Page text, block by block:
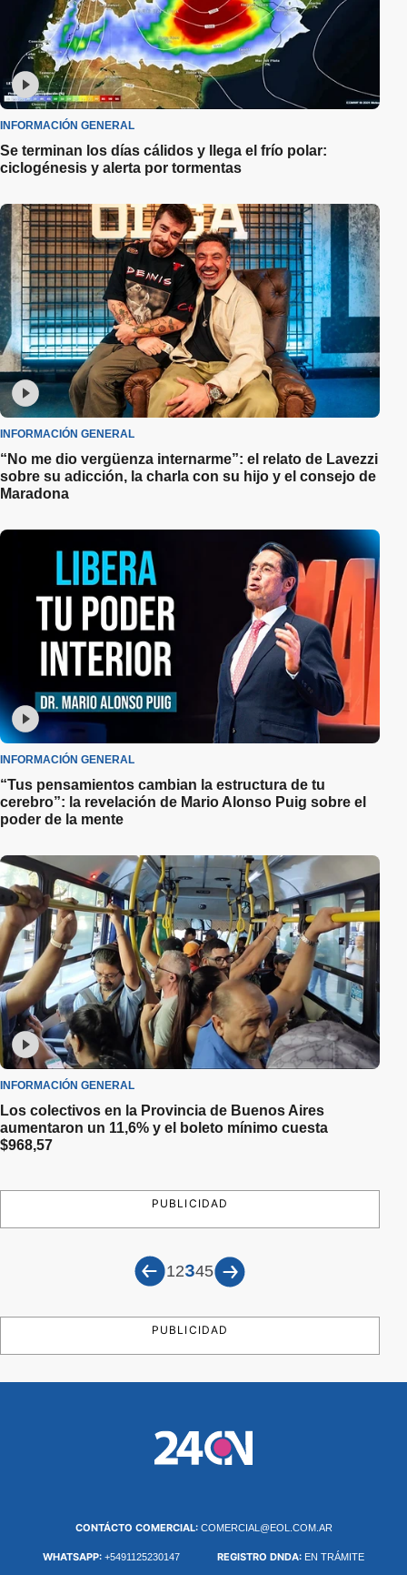
INFORMACIÓN GENERAL
Se terminan los días cálidos y llega el frío polar:
ciclogénesis y alerta por tormentas
INFORMACIÓN GENERAL
“No me dio vergüenza internarme”: el relato de Lavezzi
sobre su adicción, la charla con su hijo y el consejo de
Maradona
INFORMACIÓN GENERAL
“Tus pensamientos cambian la estructura de tu
cerebro”: la revelación de Mario Alonso Puig sobre el
poder de la mente
INFORMACIÓN GENERAL
Los colectivos en la Provincia de Buenos Aires
aumentaron un 11,6% y el boleto mínimo cuesta
$968,57
PUBLICIDAD
12345
PUBLICIDAD
CONTÁCTO COMERCIAL: COMERCIAL@EOL.COM.AR
WHATSAPP: +5491125230147 REGISTRO DNDA: EN TRÁMITE